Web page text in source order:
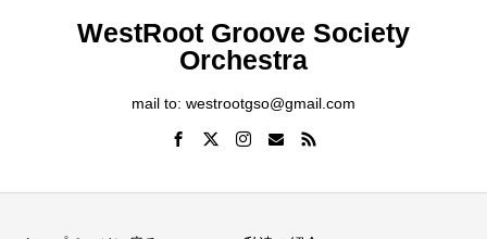
WestRoot Groove Society
Orchestra
mail to: westrootgso@gmail.com